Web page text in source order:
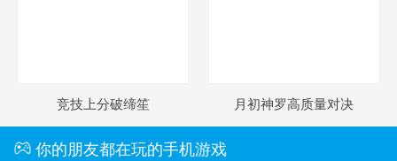
竞技上分破缔笙 月初神罗高质量对决
你的朋友都在玩的手机游戏